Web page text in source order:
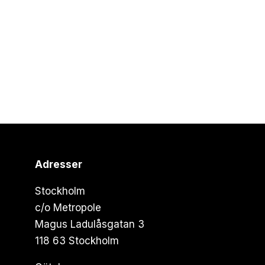
Adresser
Stockholm
c/o Metropole
Magus Ladulåsgatan 3
118 63 Stockholm